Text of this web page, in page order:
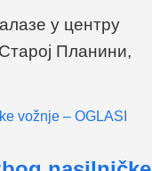
у центру
Планини,